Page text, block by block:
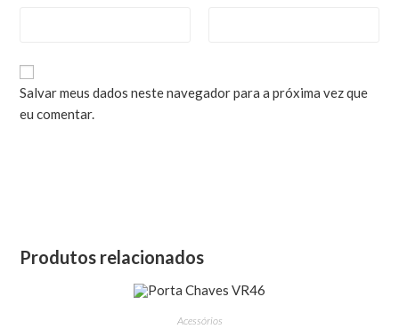
Salvar meus dados neste navegador para a próxima vez que
eu comentar.
Produtos relacionados
Acessórios